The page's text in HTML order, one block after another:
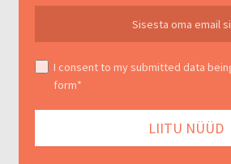
I consent to my submitted data
form*